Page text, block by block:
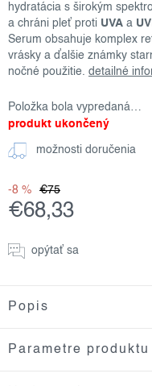
hydratácia s širokým
a chráni pleť proti UVA a
Serum obsahuje komplex
vrásky a ďalšie známky
nočné použitie. detailné
Položka bola vypredaná…
produkt ukončený
možnosti doručenia
€75
-8 %
€68,33
cena:opýtať sa
Popis
Parametre produktu